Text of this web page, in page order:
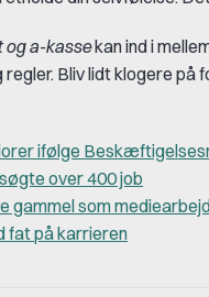
a-kassekan ind i
regler. Bliv lidt klogere
ifølge
over 400 job
gammel som
fat på karrieren